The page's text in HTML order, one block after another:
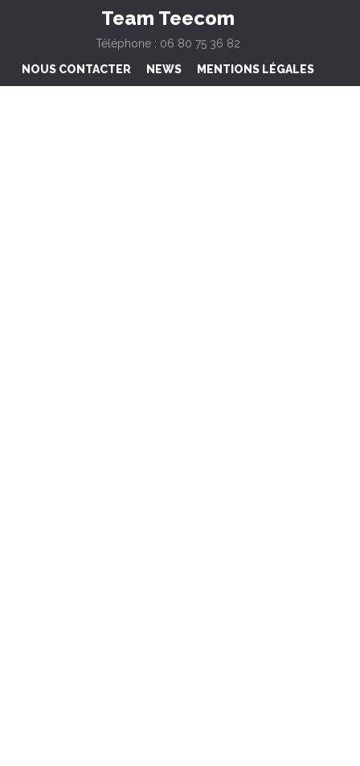
Team Teecom
Téléphone : 06 80 75 36 82
NOUS CONTACTER
NEWS MENTIONS LÉGALES